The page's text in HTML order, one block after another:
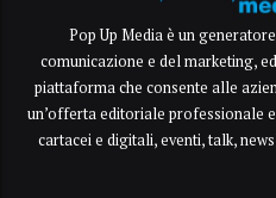
Pop Up Media è un
comunicazione e del marketing,
piattaforma che consente alle
un’offerta editoriale professionale
cartacei e digitali, eventi, talk,